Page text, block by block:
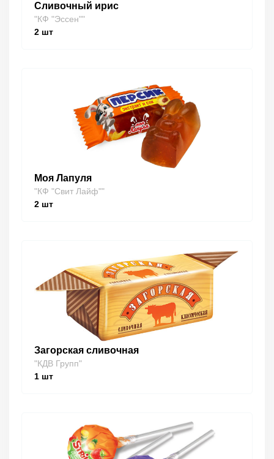
Сливочный ирис
"КФ "Эссен""
2 шт
Моя Лапуля
"КФ "Свит Лайф""
2 шт
Загорская сливочная
"КДВ Групп"
1 шт